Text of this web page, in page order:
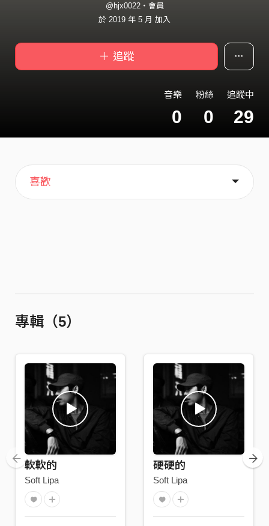
@hjx0022・會員
於 2019 年 5 月 加入
＋ 追蹤
音樂
0
粉絲
0
追蹤中
29
主頁
喜歡
關於
專輯（5）
軟軟的
Soft Lipa
硬硬的
Soft Lipa